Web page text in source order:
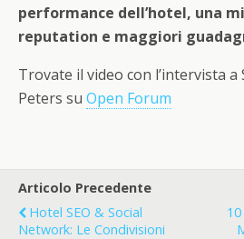
performance dell’hotel, una
reputation e maggiori
Trovate il video con l’intervista a
Peters su Open Forum
Articolo Precedente
Hotel SEO & Social
Network: Le Condivisioni